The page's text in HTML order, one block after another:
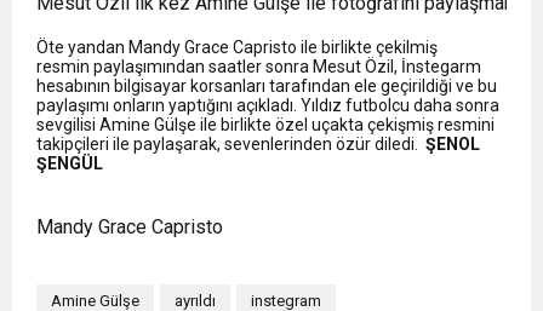
Öte yandan Mandy Grace Capristo ile birlikte çekilmiş
resmin paylaşımından saatler sonra Mesut Özil, İnstegarm
hesabının bilgisayar korsanları tarafından ele geçirildiği ve bu
paylaşımı onların yaptığını açıkladı. Yıldız futbolcu daha sonra
sevgilisi Amine Gülşe ile birlikte özel uçakta çekişmiş resmini
takipçileri ile paylaşarak, sevenlerinden özür diledi. ŞENOL
ŞENGÜL
Mandy Grace Capristo
Amine Gülşe ayrıldı instegram